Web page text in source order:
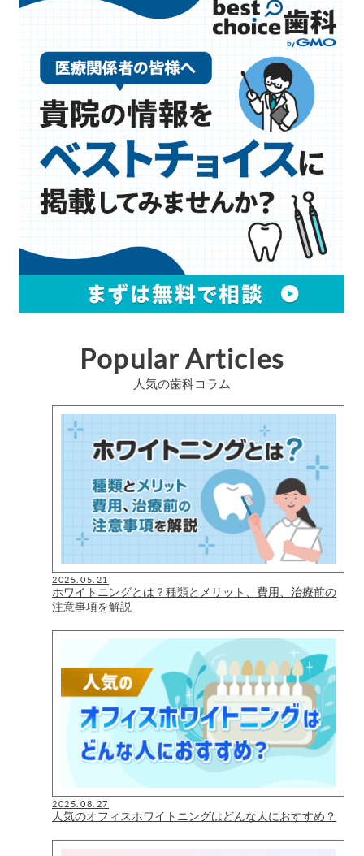
Popular Articles
人気の歯科コラム
2025.05.21
ホワイトニングとは？種類とメリット、費用、治療前の
注意事項を解説
2025.08.27
人気のオフィスホワイトニングはどんな人におすすめ？